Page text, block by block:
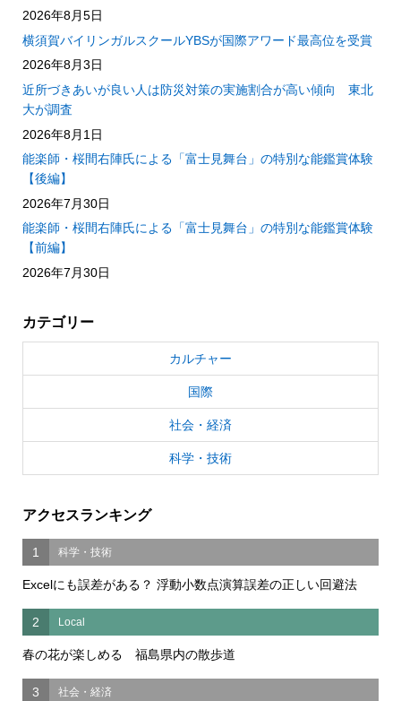
2026年8月5日
横須賀バイリンガルスクールYBSが国際アワード最高位を受賞
2026年8月3日
近所づきあいが良い人は防災対策の実施割合が高い傾向 東北
大が調査
2026年8月1日
能楽師・桜間右陣氏による「富士見舞台」の特別な能鑑賞体験
【後編】
2026年7月30日
能楽師・桜間右陣氏による「富士見舞台」の特別な能鑑賞体験
【前編】
2026年7月30日
カテゴリー
カルチャー
国際
社会・経済
科学・技術
アクセスランキング
1 科学・技術
Excelにも誤差がある？ 浮動小数点演算誤差の正しい回避法
2 Local
春の花が楽しめる 福島県内の散歩道
3 社会・経済